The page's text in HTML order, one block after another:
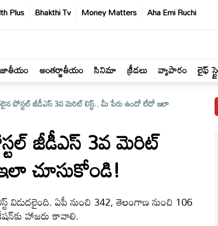
Plus Bhakthi Tv Money Matters Aha Emi Ruchi
జాతీయం అంతర్జాతీయం సినిమా క్రీడలు వ్యాపారం లైఫ్
పోస్టల్ జీడీఎస్ 3వ మెరిట్ లిస్ట్.. మీ పేరు ఉందో లేదో ఇలా
జీడీఎస్ 3వ మెరిట్
చూసుకోండి!
ఏపీ నుంచి 342, తెలంగాణ నుంచి 106
హాజరు కావాలి.